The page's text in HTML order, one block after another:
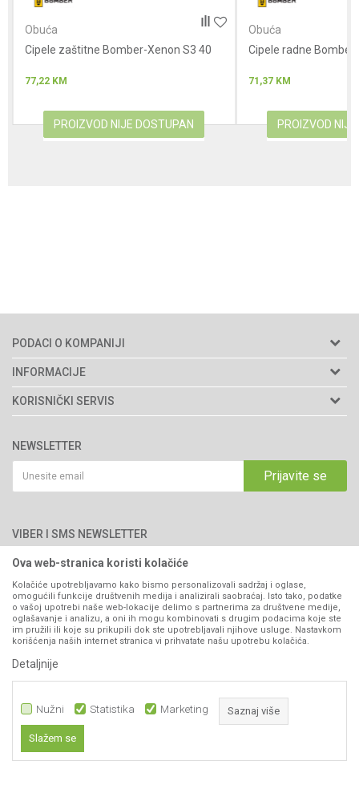
Obuća
Cipele zaštitne Bomber-Xenon S3 40
77,22 KM
PROIZVOD NIJE DOSTUPAN
Obuća
Cipele radne
71,37 KM
PROIZVOD
PODACI O KOMPANIJI
Agromarket d.o.o.
Matični broj: 11003826
76300 Bijeljina
066/44-99-00
INFORMACIJE
O nama
Brendovi
Katalozi
Saradnja
Kontakt
KORISNIČKI SERVIS
Politika privatnosti
Kako kupiti
Isporuka
Pravo na odustajanje
Reklamacije
Povraćaj sredstava
Zamjena artikala
Plaćanje karticama
NEWSLETTER
Prijavite se
VIBER I SMS NEWSLETTER
PRATITE NAS
Ova web-stranica koristi kolačiće
Kolačiće upotrebljavamo kako bismo personalizovali sadržaj i oglase,
omogućili funkcije društvenih medija i analizirali saobraćaj. Isto tako, podatke
o vašoj upotrebi naše web-lokacije delimo s partnerima za društvene medije,
oglašavanje i analizu, a oni ih mogu kombinovati s drugim podacima koje ste
im pružili ili koje su prikupili dok ste upotrebljavali njihove usluge. Nastavkom
korišćenja naših internet stranica vi prihvatate našu upotrebu kolačića.
Detaljnije
Nužni Statistika Marketing Saznaj više
Slažem se